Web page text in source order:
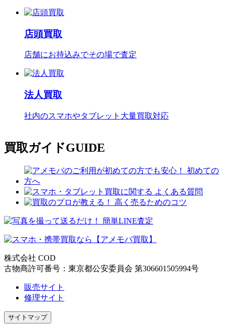
店頭買取
店舗にお持込みでその場で査定
法人買取
社内のスマホやタブレット大量買取対応
買取ガイドGUIDE
株式会社 COD
古物商許可番号：東京都公安委員会 第306601505994号
販売サイト
修理サイト
サイトマップ